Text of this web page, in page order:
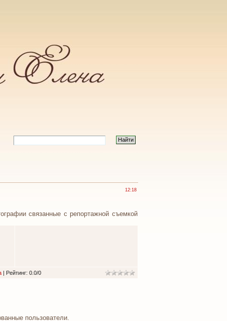
12:18
связанные с репортажной съемкой
Рейтинг: 0.0/0
пользователи.